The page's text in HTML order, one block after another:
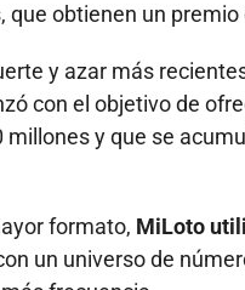
que obtienen un
y azar más
con el objetivo de
y que se
formato, MiLoto
un universo de